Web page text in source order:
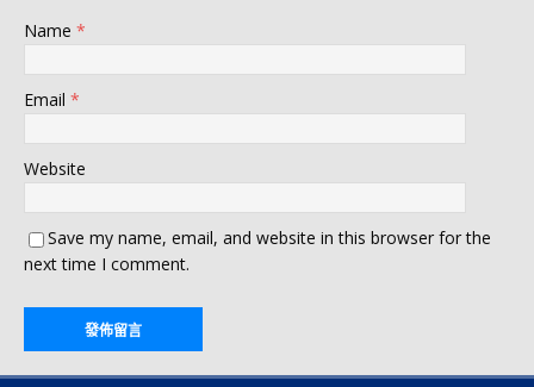
Name *
Email *
Website
Save my name, email, and website in this browser for the
next time I comment.